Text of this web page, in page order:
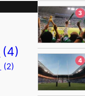
(4)
(2)
3
4